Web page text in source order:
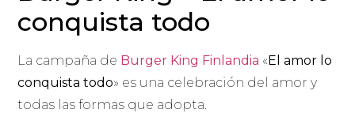
conquista todo
La campaña de Burger King Finlandia «El amor lo
conquista todo» es una celebración del amor y
todas las formas que adopta.